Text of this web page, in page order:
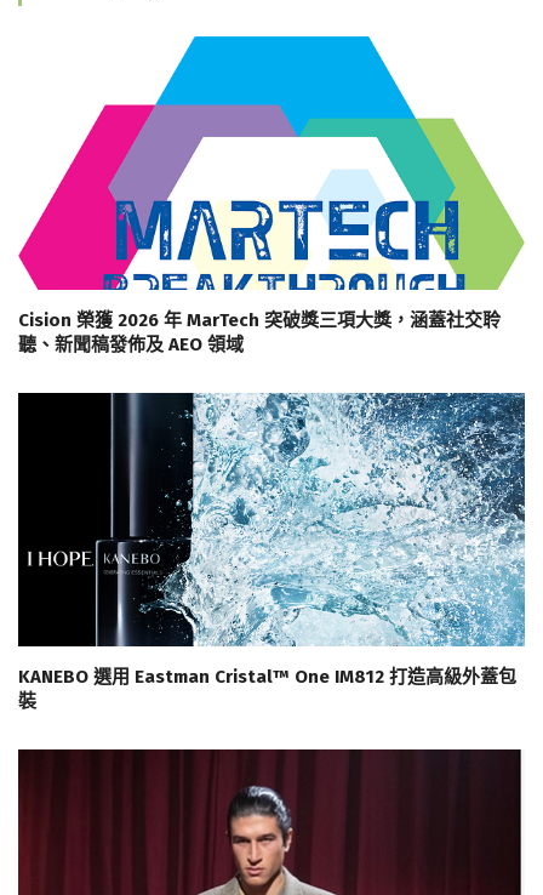
Cision 榮獲 2026 年 MarTech 突破獎三項大獎，涵蓋社交聆
聽、新聞稿發佈及 AEO 領域
KANEBO 選用 Eastman Cristal™ One IM812 打造高級外蓋包
裝